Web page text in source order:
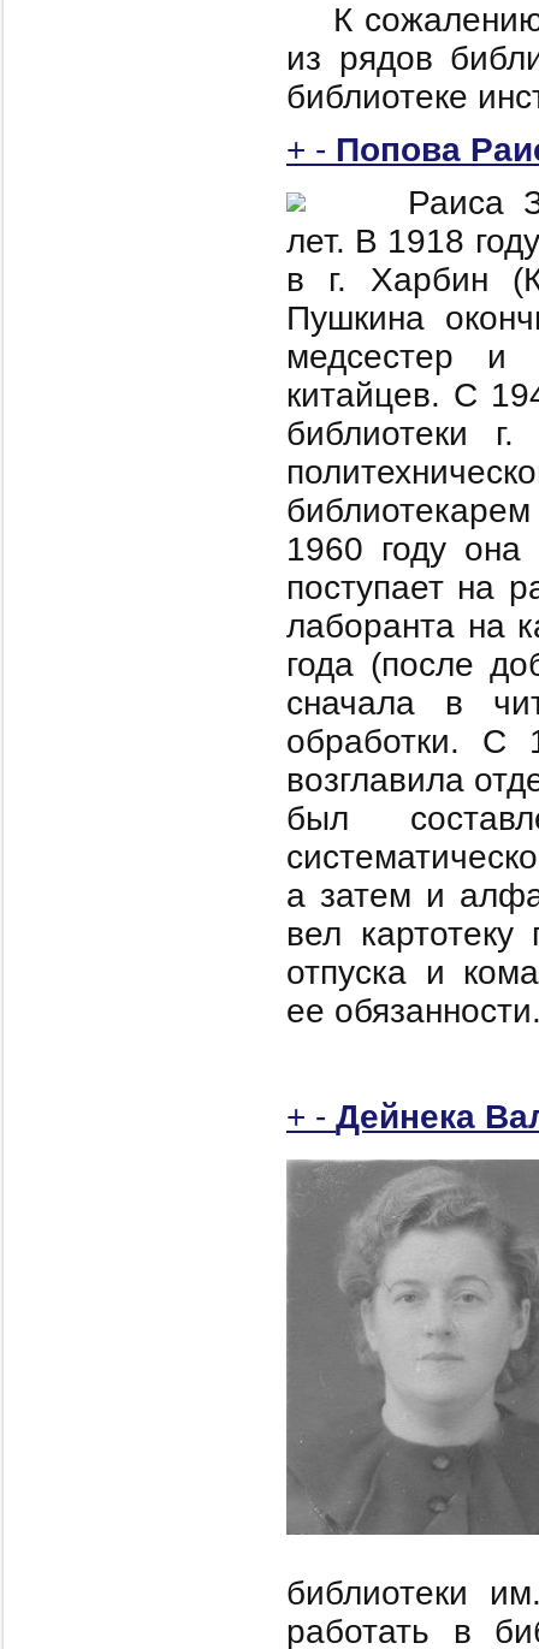
К
из рядов
библиотеке
+ - Попова
Раиса
лет. В 1918
в г. Харбин
Пушкина
медсестер и
китайцев. С
библиотеки
1960 году
поступает на
лаборанта на
года (после
сначала в
обработки. С
возглавила
был
а затем и
вел
отпуска и
ее
+ - Дейнека
библиотеки
работать в